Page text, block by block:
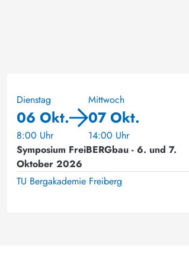
Dienstag
06 Okt.
8:00 Uhr
Mittwoch
07 Okt.
14:00 Uhr
Symposium FreiBERGbau - 6. und 7.
Oktober 2026
TU Bergakademie Freiberg